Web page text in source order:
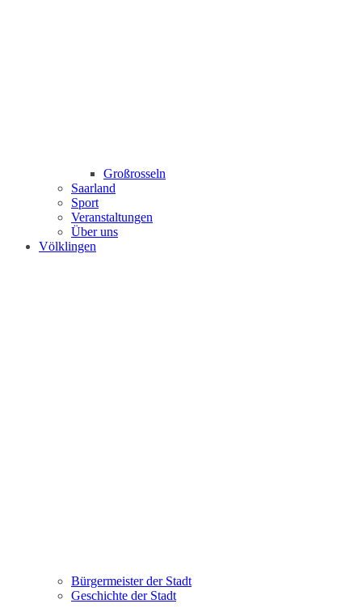
Großrosseln
Saarland
Sport
Veranstaltungen
Über uns
Völklingen
Bürgermeister der Stadt
Geschichte der Stadt